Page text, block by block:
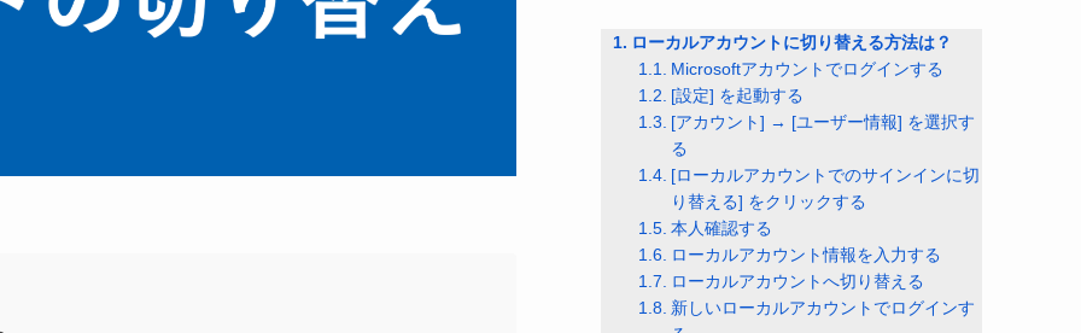
ローカルアカウントに切り替える方法は？
Microsoftアカウントでログインする
[設定] を起動する
[アカウント] → [ユーザー情報] を選択す
る
[ローカルアカウントでのサインインに切
り替える] をクリックする
本人確認する
ローカルアカウント情報を入力する
ローカルアカウントへ切り替える
新しいローカルアカウントでログインす